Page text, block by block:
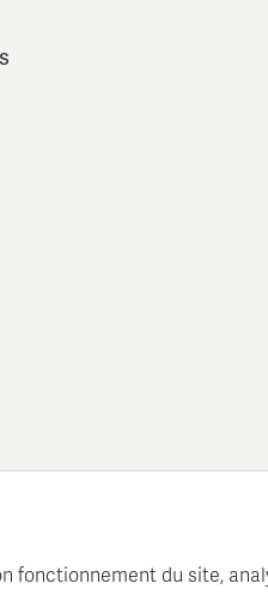
fonctionnement du site,